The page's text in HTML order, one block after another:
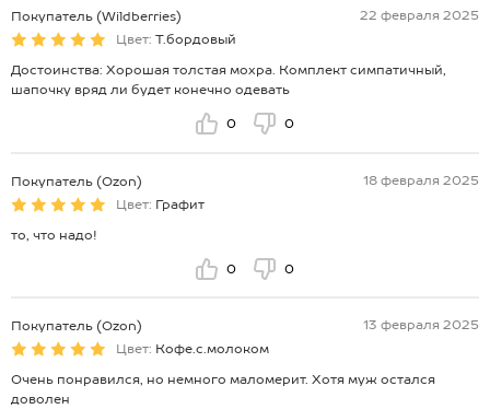
Покупатель (Wildberries)
22 февраля 2025
Цвет: Т.бордовый
Достоинства: Хорошая толстая мохра. Комплект симпатичный,
шапочку вряд ли будет конечно одевать
0 0
Покупатель (Ozon)
18 февраля 2025
Цвет: Графит
то, что надо!
0 0
Покупатель (Ozon)
13 февраля 2025
Цвет: Кофе.с.молоком
Очень понравился, но немного маломерит. Хотя муж остался
доволен